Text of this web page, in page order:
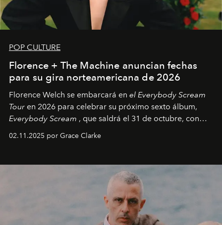
POP CULTURE
Florence + The Machine anuncian fechas
para su gira norteamericana de 2026
Florence Welch se embarcará en el Everybody Scream
Tour en 2026 para celebrar su próximo sexto álbum,
Everybody Scream , que saldrá el 31 de octubre, con
fechas en Norteamérica a partir de abril del próximo
02.11.2025 por Grace Clarke